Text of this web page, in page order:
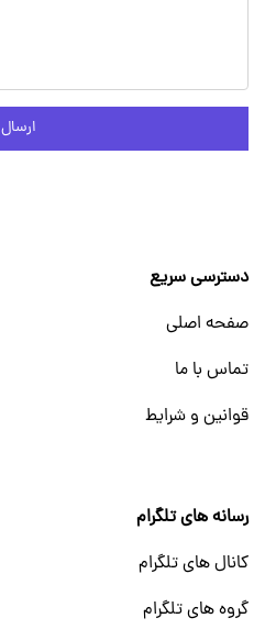
ارسال
دسترسی سریع
صفحه اصلی
تماس با ما
قوانین و شرایط
رسانه های تلگرام
کانال های تلگرام
گروه های تلگرام